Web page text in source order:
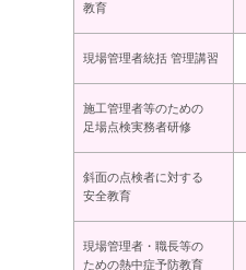
教育
現場管理者統括 管理講習
施工管理者等のための
足場点検実務者研修
斜面の点検者に対する
安全教育
現場管理者・職長等の
ための熱中症予防教育